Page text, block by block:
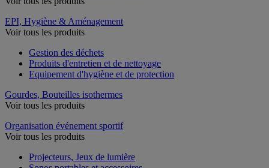
EPI, Hygiène & Aménagement
Voir tous les produits
Gestion des déchets
Produits d'entretien et de nettoyage
Equipement d'hygiène et de protection
Gourdes, Bouteilles isothermes
Voir tous les produits
Organisation événement sportif
Voir tous les produits
Projecteurs, Jeux de lumière